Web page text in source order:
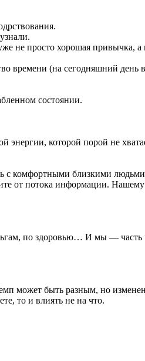
не просто хорошая привычка, а
времени (на сегодняшний
состоянии.
которой порой не
с комфортными близкими
от потока информации.
по здоровью… И мы —
может быть разным, но
то и влиять не на что.